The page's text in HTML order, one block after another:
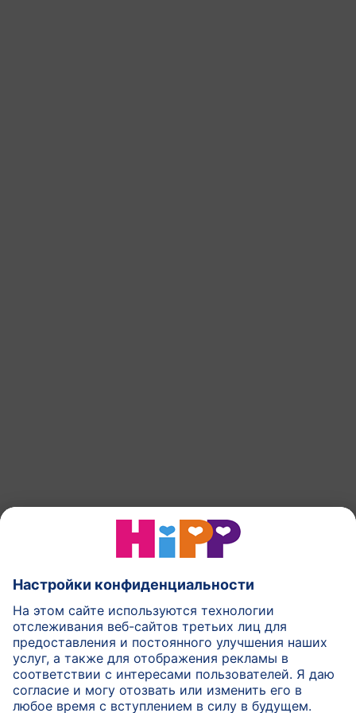
ХиПП в течении беременности
Правила политики
Условия использования
Печатать
Подробнее о HiPP Контакт